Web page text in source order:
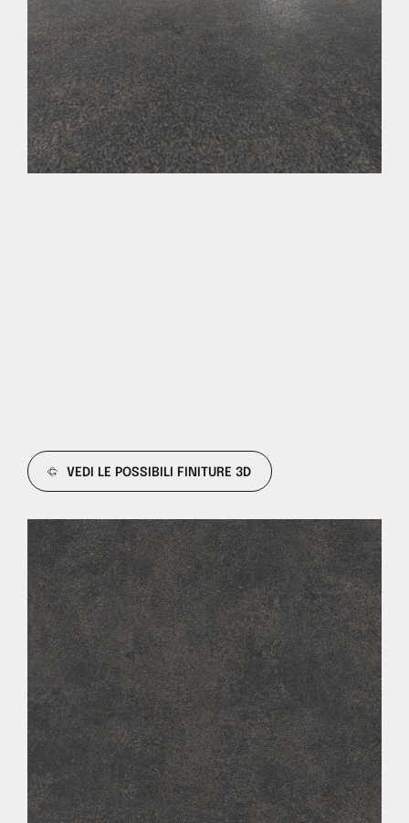
VEDI LE POSSIBILI FINITURE 3D